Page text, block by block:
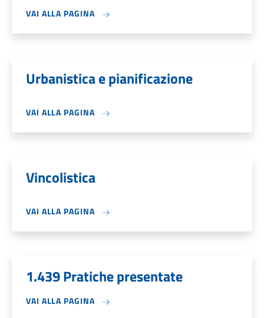
VAI ALLA PAGINA
Urbanistica e pianificazione
VAI ALLA PAGINA
Vincolistica
VAI ALLA PAGINA
1.439 Pratiche presentate
VAI ALLA PAGINA